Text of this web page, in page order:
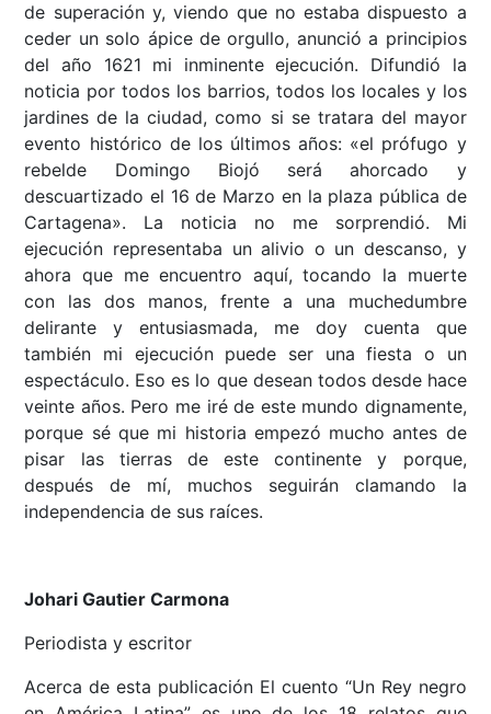
de superación y, viendo que no estaba dispuesto a
ceder un solo ápice de orgullo, anunció a principios
del año 1621 mi inminente ejecución. Difundió la
noticia por todos los barrios, todos los locales y los
jardines de la ciudad, como si se tratara del mayor
evento histórico de los últimos años: «el prófugo y
rebelde Domingo Biojó será ahorcado y
descuartizado el 16 de Marzo en la plaza pública de
Cartagena». La noticia no me sorprendió. Mi
ejecución representaba un alivio o un descanso, y
ahora que me encuentro aquí, tocando la muerte
con las dos manos, frente a una muchedumbre
delirante y entusiasmada, me doy cuenta que
también mi ejecución puede ser una fiesta o un
espectáculo. Eso es lo que desean todos desde hace
veinte años. Pero me iré de este mundo dignamente,
porque sé que mi historia empezó mucho antes de
pisar las tierras de este continente y porque,
después de mí, muchos seguirán clamando la
independencia de sus raíces.
Johari Gautier Carmona
Periodista y escritor
Acerca de esta publicación El cuento “Un Rey negro